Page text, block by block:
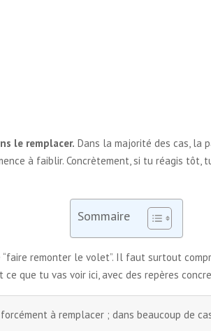
le remplacer. Dans la majorité des cas, la
à faiblir. Concrètement, si tu réagis
Sommaire
remonter le volet”. Il faut surtout
ce que tu vas voir ici, avec des repères
à remplacer ; dans beaucoup de